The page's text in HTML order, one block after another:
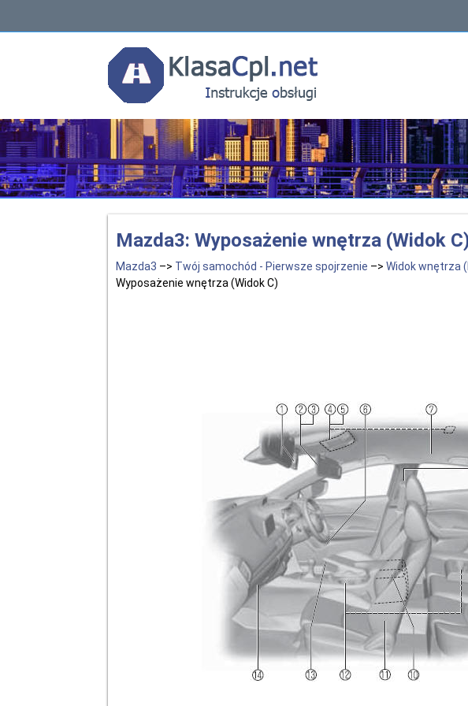
Mazda3: Wyposażenie wnętrza (Widok
Mazda3 –> Twój samochód - Pierwsze spojrzenie –> Widok wnętrza
Wyposażenie wnętrza (Widok C)